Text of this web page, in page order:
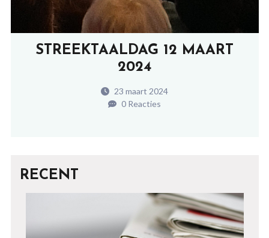
STREEKTAALDAG 12 MAART
2024
23 maart 2024
0 Reacties
RECENT